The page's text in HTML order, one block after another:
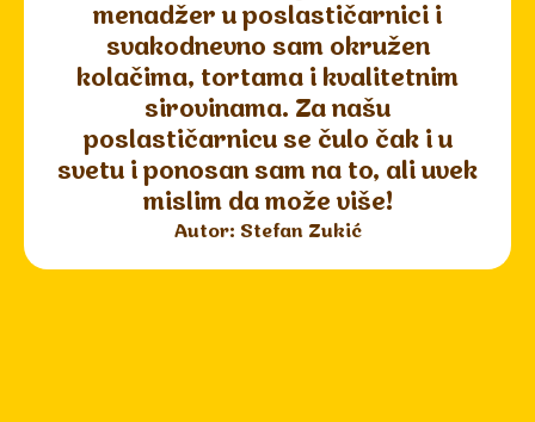
menadžer u poslastičarnici i
svakodnevno sam okružen
kolačima, tortama i kvalitetnim
sirovinama. Za našu
poslastičarnicu se čulo čak i u
svetu i ponosan sam na to, ali uvek
mislim da može više!
Autor: Stefan Zukić